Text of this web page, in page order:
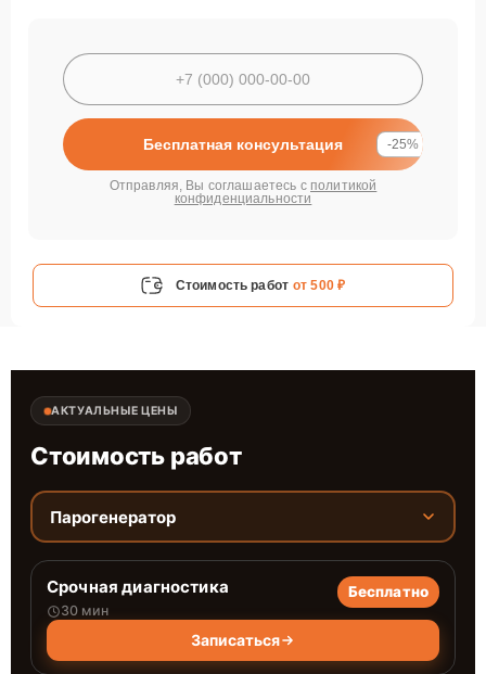
Бесплатная консультация -25%
Отправляя, Вы соглашаетесь с политикой
конфиденциальности
Стоимость работ от 500 ₽
АКТУАЛЬНЫЕ ЦЕНЫ
Стоимость работ
Парогенератор
Срочная диагностика
30 мин
Бесплатно
Записаться